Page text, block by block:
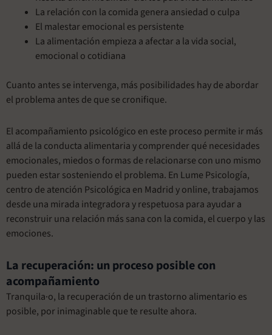
La relación con la comida genera ansiedad o culpa
El malestar emocional es persistente
La alimentación empieza a afectar a la vida social,
emocional o cotidiana
Cuanto antes se intervenga, más posibilidades hay de abordar
el problema antes de que se cronifique.
El acompañamiento psicológico en este proceso permite ir más
allá de la conducta alimentaria y comprender qué necesidades
emocionales, miedos o formas de relacionarse con uno mismo
pueden estar sosteniendo el problema. En Lume Psicología,
centro de atención Psicológica en Madrid y online, trabajamos
desde una mirada integradora y respetuosa para ayudar a
reconstruir una relación más sana con la comida, el cuerpo y las
emociones.
La recuperación: un proceso posible con
acompañamiento
Tranquila·o, la recuperación de un trastorno alimentario es
posible, por inimaginable que te resulte ahora.